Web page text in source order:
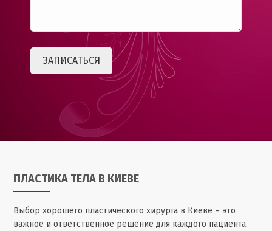
ПЛАСТИКА ТЕЛА В КИЕВЕ
Выбор хорошего пластического хирурга в Киеве – это
важное и ответственное решение для каждого пациента.